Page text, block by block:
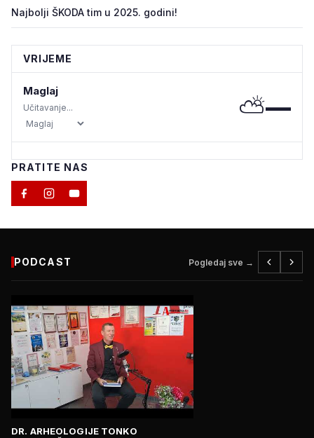
Najbolji ŠKODA tim u 2025. godini!
VRIJEME
Maglaj
Učitavanje... ⛅—
PRATITE NAS
PODCAST Pogledaj sve →
DR. ARHEOLOGIJE TONKO